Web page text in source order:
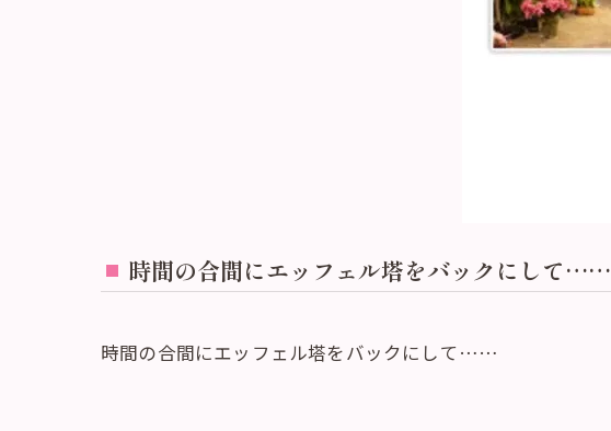
時間の合間にエッフェル塔をバックにして……
時間の合間にエッフェル塔をバックにして……